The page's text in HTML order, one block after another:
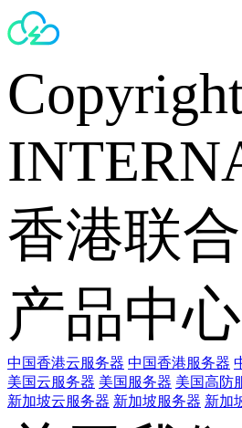
香港联
产品中心
中国香港云服务器 中国香港服务器
美国云服务器 美国服务器 美国高防
新加坡云服务器 新加坡服务器 新加